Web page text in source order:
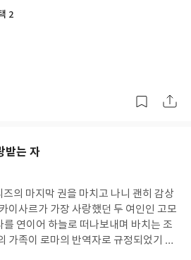
의 선택을 받은 자가 누구인지 우리는 이
라를 선선히 인정하고, 카이사르의 존경
모두에게 얼마나 좋았을까.
른 이들에 대한 의심과 불신으로 노심
제2의 술라가 나올 수 없도록 대못을 박
이 서로 충돌하기도 했고, 유피테르 대
을 해방시킬 수 있는 빈틈도 있었다. 카
와의 이혼을 거부하면서 술라와 결전을
의 멍에를 벗게된 데에는 카이사르의
로 보이는 강철같은 독재관의 모습과 달
해지고 삭막해지며 따뜻한 사랑을 갈
을 몰고다니는 메트로비오스에게 돌아
못했느냐
는 남자들이, 자라서는 여자들이 그에게
라 본인에게 사람을 사랑할 수 있는 능
게 완전한 사랑을 배울 수 있는 기회였
2
받는 자
즈의 마지막 권을 마치고 나니 괜히 감상
이사르가 가장 사랑했던 두 여인인 고모
연이어 하늘로 떠나보내며 바치는 조
가족이 로마의 반역자로 규정되었기 때